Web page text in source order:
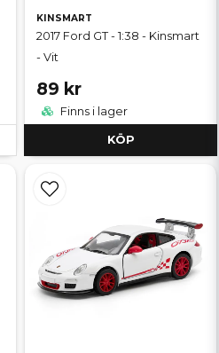
KINSMART
2017 Ford GT - 1:38 - Kinsmart
- Vit
89 kr
Finns i lager
KÖP